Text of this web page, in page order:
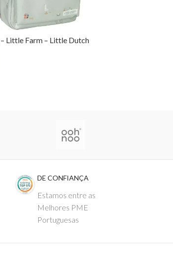
Little Farm – Little Dutch
DE CONFIANÇA
Estamos entre as
Melhores PME
Portuguesas